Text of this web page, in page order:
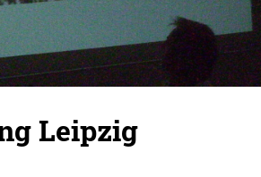
Leipzig